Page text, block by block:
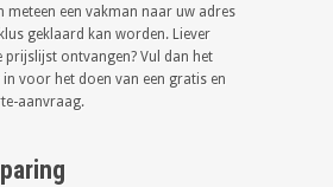
meteen een vakman naar uw adres
geklaard kan worden. Liever
prijslijst ontvangen? Vul dan het
voor het doen van een gratis en
aanvraag.